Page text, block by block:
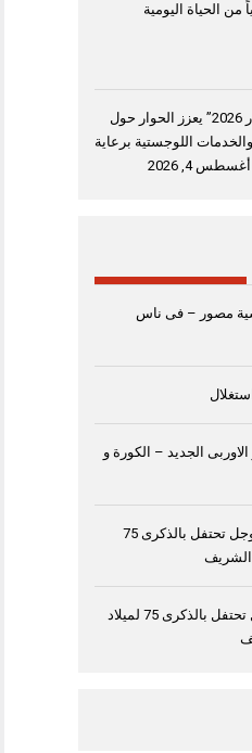
من الحياة اليومية
“منتدى الشارقة للاستثمار 2026” يعزز الحوار حول
اللوجستية برعاية
أغسطس 4, 2026
مصور – فى ناس
استغلال
الجديد – الكورة و
جوجل تحتفل بالذكرى 75
الشريف
جوجل تحتفل بالذكرى 75 لميلاد